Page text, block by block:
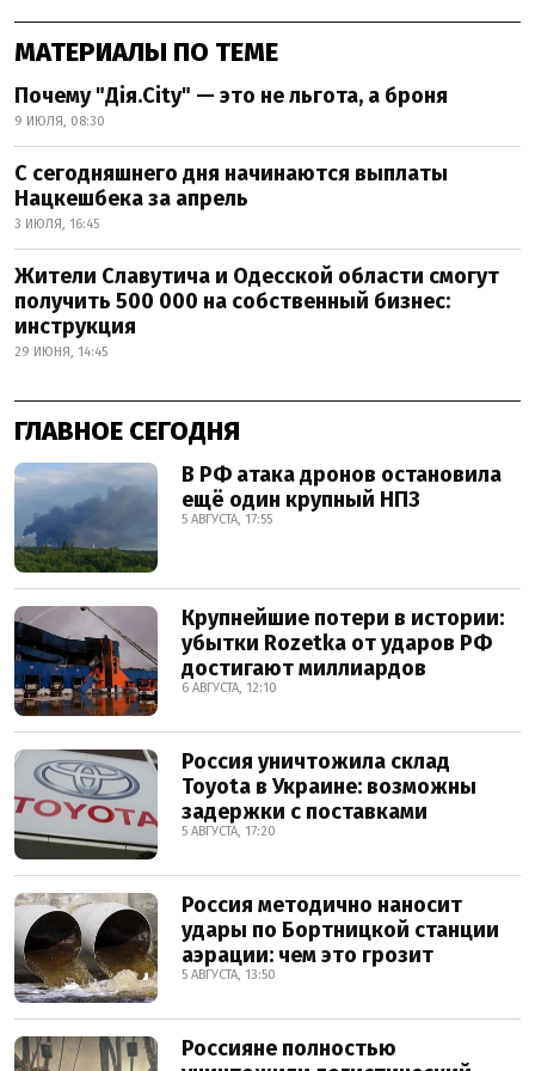
МАТЕРИАЛЫ ПО ТЕМЕ
Почему "Дія.City" — это не льгота, а броня
9 ИЮЛЯ, 08:30
С сегодняшнего дня начинаются выплаты
Нацкешбека за апрель
3 ИЮЛЯ, 16:45
Жители Славутича и Одесской области смогут
получить 500 000 на собственный бизнес:
инструкция
29 ИЮНЯ, 14:45
ГЛАВНОЕ СЕГОДНЯ
В РФ атака дронов остановила
ещё один крупный НПЗ
5 АВГУСТА, 17:55
Крупнейшие потери в истории:
убытки Rozetka от ударов РФ
достигают миллиардов
6 АВГУСТА, 12:10
Россия уничтожила склад
Toyota в Украине: возможны
задержки с поставками
5 АВГУСТА, 17:20
Россия методично наносит
удары по Бортницкой станции
аэрации: чем это грозит
5 АВГУСТА, 13:50
Россияне полностью